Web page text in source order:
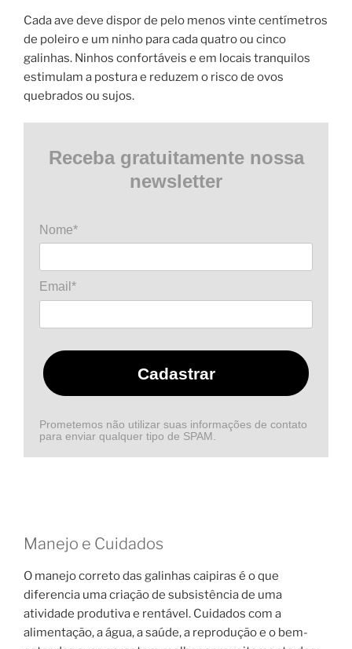
Cada ave deve dispor de pelo menos vinte centímetros
de poleiro e um ninho para cada quatro ou cinco
galinhas. Ninhos confortáveis e em locais tranquilos
estimulam a postura e reduzem o risco de ovos
quebrados ou sujos.
Receba gratuitamente nossa
newsletter
Nome*
Email*
Cadastrar
Prometemos não utilizar suas informações de contato
para enviar qualquer tipo de SPAM.
Manejo e Cuidados
O manejo correto das galinhas caipiras é o que
diferencia uma criação de subsistência de uma
atividade produtiva e rentável. Cuidados com a
alimentação, a água, a saúde, a reprodução e o bem-